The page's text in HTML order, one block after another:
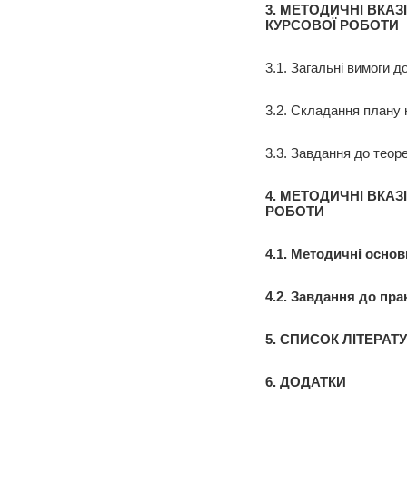
3. МЕТОДИЧНІ
КУРСОВОЇ РОБОТИ
3.1. Загальні вимоги
3.2. Складання плану
3.3. Завдання до
4. МЕТОДИЧНІ
РОБОТИ
4.1. Методичні
4.2. Завдання до
5. СПИСОК
6. ДОДАТКИ